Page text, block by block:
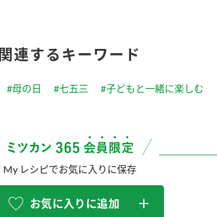
関連するキーワード
#母の日 #七五三 #子どもと一緒に楽しむ
My レシピでお気に入りに保存
お気に入りに追加